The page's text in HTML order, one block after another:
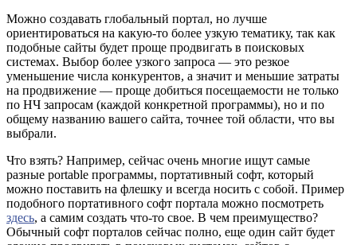
Можно создавать глобальный портал, но лучше
ориентироваться на какую-то более узкую тематику, так как
подобные сайты будет проще продвигать в поисковых
системах. Выбор более узкого запроса — это резкое
уменьшение числа конкурентов, а значит и меньшие затраты
на продвижение — проще добиться посещаемости не только
по НЧ запросам (каждой конкретной программы), но и по
общему названию вашего сайта, точнее той области, что вы
выбрали.
Что взять? Например, сейчас очень многие ищут самые
разные portable программы, портативный софт, который
можно поставить на флешку и всегда носить с собой. Пример
подобного портативного софт портала можно посмотреть
здесь, а самим создать что-то свое. В чем преимущество?
Обычный софт порталов сейчас полно, еще один сайт будет